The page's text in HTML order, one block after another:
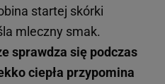
startej skórki
mleczny smak.
sprawdza się podczas
ciepła przypomina